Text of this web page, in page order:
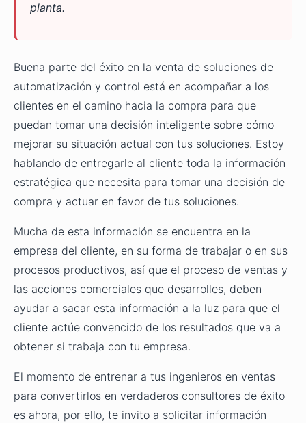
planta.
Buena parte del éxito en la venta de soluciones de
automatización y control está en acompañar a los
clientes en el camino hacia la compra para que
puedan tomar una decisión inteligente sobre cómo
mejorar su situación actual con tus soluciones. Estoy
hablando de entregarle al cliente toda la información
estratégica que necesita para tomar una decisión de
compra y actuar en favor de tus soluciones.
Mucha de esta información se encuentra en la
empresa del cliente, en su forma de trabajar o en sus
procesos productivos, así que el proceso de ventas y
las acciones comerciales que desarrolles, deben
ayudar a sacar esta información a la luz para que el
cliente actúe convencido de los resultados que va a
obtener si trabaja con tu empresa.
El momento de entrenar a tus ingenieros en ventas
para convertirlos en verdaderos consultores de éxito
es ahora, por ello, te invito a solicitar información